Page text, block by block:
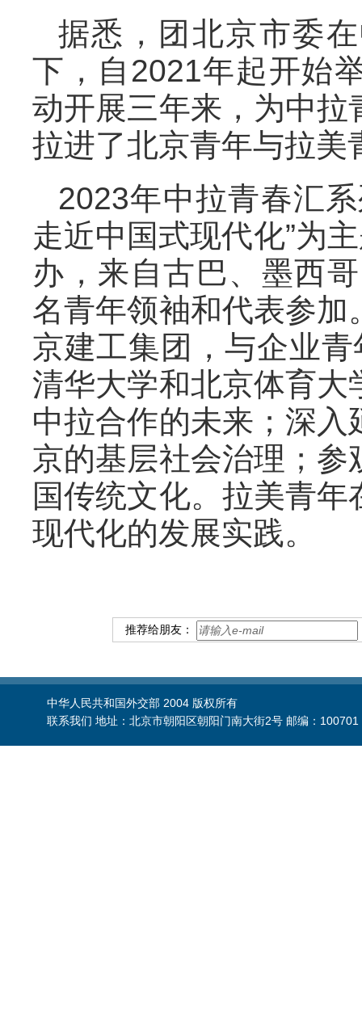
据悉，团北京市委
下，自2021年起开始
动开展三年来，为中
拉进了北京青年与拉
2023年中拉青春汇
走近中国式现代化”为
办，来自古巴、墨西
名青年领袖和代表参
京建工集团，与企业青
清华大学和北京体育
中拉合作的未来；深
京的基层社会治理；
国传统文化。拉美青
现代化的发展实践。
推荐给朋友：
中华人民共和国外交部 2004 版权所有
联系我们 地址：北京市朝阳区朝阳门南大街2号 邮编：